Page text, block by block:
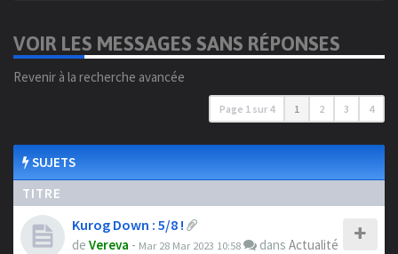
VOIR LES MESSAGES SANS RÉPONSES
Revenir à la recherche avancée
Page 1 sur 4 1 2 3 4
SUJETS
TITRE
Kurog Down : 5/8 !
de Vereva - Mar 28 Mar 2023 10:58 dans Actualité